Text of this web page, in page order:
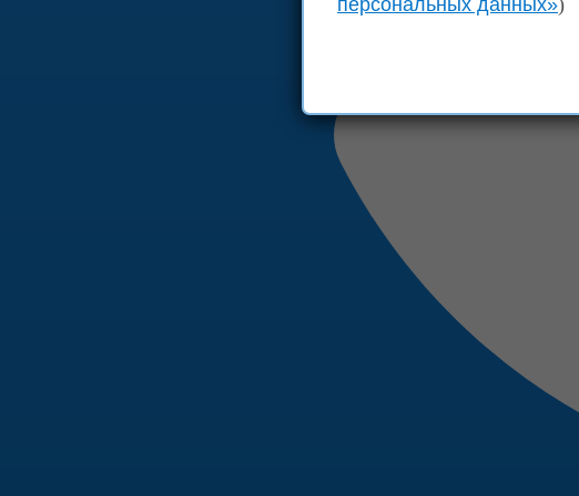
персональных данных»)